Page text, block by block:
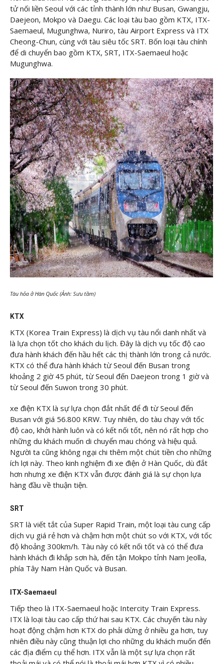
tử nối liền Seoul với các tỉnh thành lớn như Busan, Gwangju,
Daejeon, Mokpo và Daegu. Các loại tàu bao gồm KTX, ITX-
Saemaeul, Mugunghwa, Nuriro, tàu Airport Express và ITX
Cheong-Chun, cùng với tàu siêu tốc SRT. Bốn loại tàu chính
để di chuyển bao gồm KTX, SRT, ITX-Saemaeul hoặc
Mugunghwa.
Tàu hỏa ở Hàn Quốc (Ảnh: Sưu tầm)
KTX
KTX (Korea Train Express) là dịch vụ tàu nổi danh nhất và
là lựa chọn tốt cho khách du lịch. Đây là dịch vụ tốc độ cao
đưa hành khách đến hầu hết các thị thành lớn trong cả nước.
KTX có thể đưa hành khách từ Seoul đến Busan trong
khoảng 2 giờ 45 phút, từ Seoul đến Daejeon trong 1 giờ và
từ Seoul đến Suwon trong 30 phút.
xe điện KTX là sự lựa chọn đắt nhất để đi từ Seoul đến
Busan với giá 56.800 KRW. Tuy nhiên, do tàu chạy với tốc
độ cao, khởi hành luôn và có kết nối tốt, nên nó rất hợp cho
những du khách muốn di chuyển mau chóng và hiệu quả.
Người ta cũng không ngại chi thêm một chút tiền cho những
ích lợi này. Theo kinh nghiệm đi xe điện ở Hàn Quốc, dù đắt
hơn nhưng xe điện KTX vẫn được đánh giá là sự chọn lựa
hàng đầu về thuận tiện.
SRT
SRT là viết tắt của Super Rapid Train, một loại tàu cung cấp
dịch vụ giá rẻ hơn và chậm hơn một chút so với KTX, với tốc
độ khoảng 300km/h. Tàu này có kết nối tốt và có thể đưa
hành khách đi khắp sơn hà, đến tận Mokpo tỉnh Nam Jeolla,
phía Tây Nam Hàn Quốc và Busan.
ITX-Saemaeul
Tiếp theo là ITX-Saemaeul hoặc Intercity Train Express.
ITX là loại tàu cao cấp thứ hai sau KTX. Các chuyến tàu này
hoạt động chậm hơn KTX do phải dừng ở nhiều ga hơn, tuy
nhiên điều này cũng thuận lợi cho những du khách muốn đến
các địa điểm cụ thể hơn. ITX vẫn là một sự lựa chọn rất